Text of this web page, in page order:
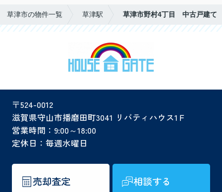
草津市の物件一覧 草津駅 草津市野村4丁目 中古戸建て
〒524-0012
滋賀県守山市播磨田町3041 リバティハウス1Ｆ
営業時間：9:00～18:00
定休日：毎週水曜日
売却査定 相談する